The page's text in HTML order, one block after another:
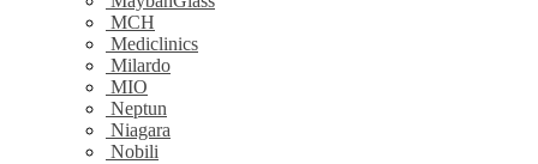
MCH
Mediclinics
Milardo
MIO
Neptun
Niagara
Nobili